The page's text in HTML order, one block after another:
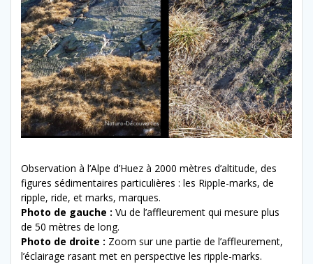
Observation à l’Alpe d’Huez à 2000 mètres d’altitude, des
figures sédimentaires particulières : les Ripple-marks, de
ripple, ride, et marks, marques.
Photo de gauche : Vu de l’affleurement qui mesure plus
de 50 mètres de long.
Photo de droite : Zoom sur une partie de l’affleurement,
l’éclairage rasant met en perspective les ripple-marks.